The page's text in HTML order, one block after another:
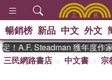
熱
暢銷榜 新品 中文 外文
A.F. Steadman 獲年度作家
三民網路書店
中文書 宗